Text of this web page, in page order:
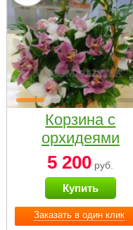
Заказать в один клик
Корзина с
орхидеями
малая
5 200 руб.
Купить